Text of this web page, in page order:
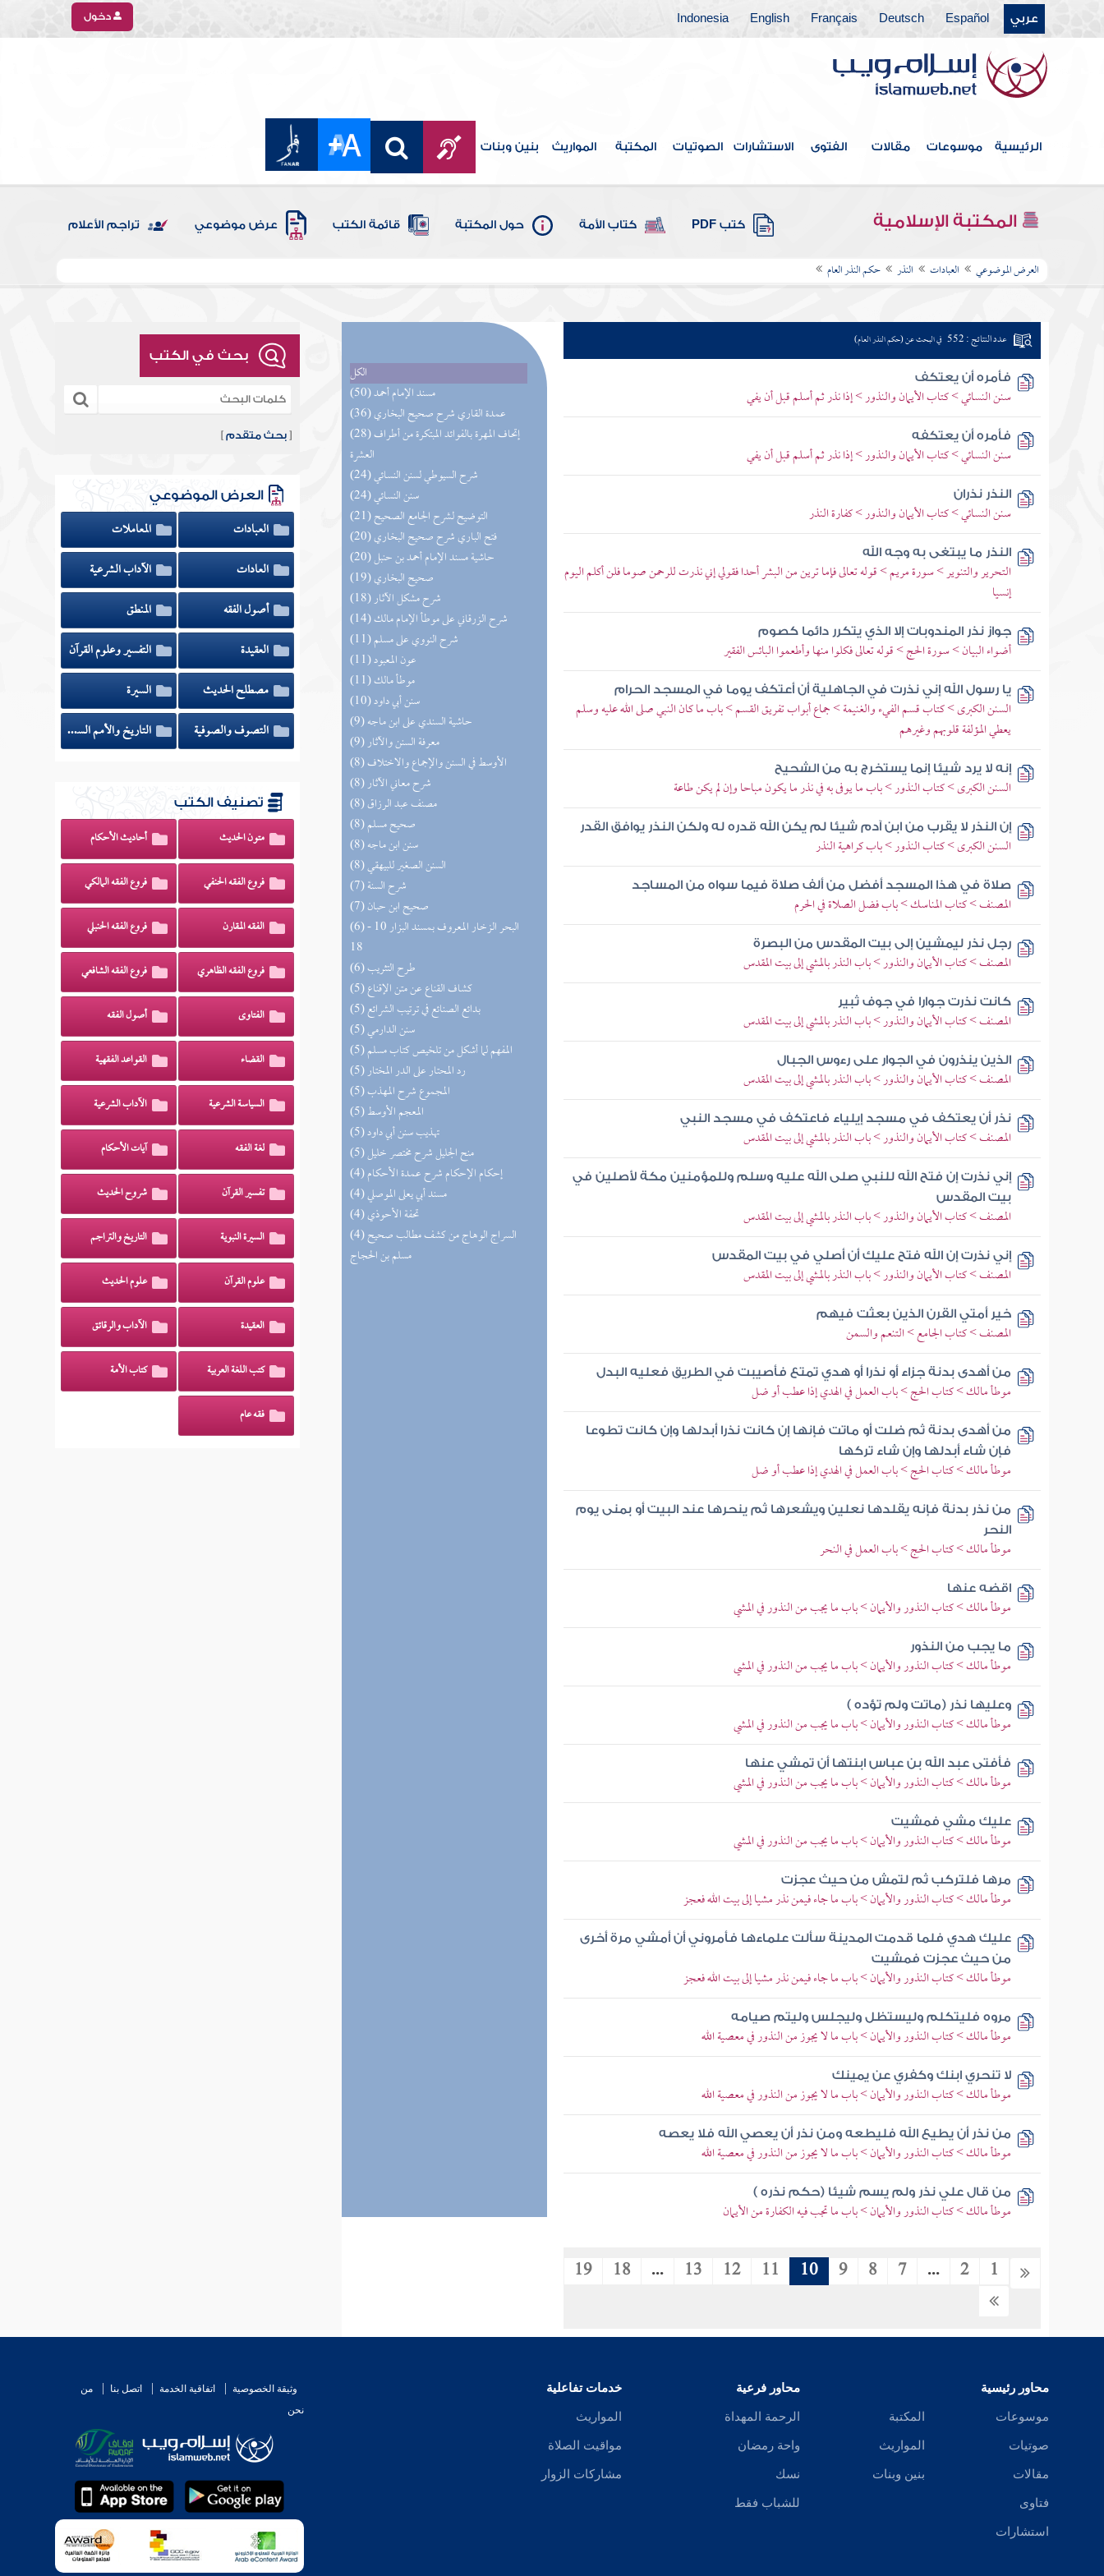
عربي Español
Deutsch
Français
English
Indonesia دخول
الرئيسية موسوعات مقالات الفتوى الاستشارات الصوتيات المكتبة المواريث بنين وبنات
المكتبة الإسلامية كتب PDF كتاب الأمة حول المكتبة قائمة الكتب عرض موضوعي تراجم الأعلام
العرض الموضوعي العبادات النذر حكم النذر العام
الكل
(50) مسند الإمام أحمد
(36) عمدة القاري شرح صحيح البخاري
(28) إتحاف المهرة بالفوائد المبتكرة من أطراف
العشرة
(24) شرح السيوطي لسنن النسائي
(24) سنن النسائي
(21) التوضيح لشرح الجامع الصحيح
(20) فتح الباري شرح صحيح البخاري
(20) حاشية مسند الإمام أحمد بن حنبل
(19) صحيح البخاري
(18) شرح مشكل الآثار
(14) شرح الزرقاني على موطأ الإمام مالك
(11) شرح النووي على مسلم
(11) عون المعبود
(11) موطأ مالك
(10) سنن أبي داود
(9) حاشية السندي على ابن ماجه
(9) معرفة السنن والآثار
(8) الأوسط في السنن والإجماع والاختلاف
(8) شرح معاني الآثار
(8) مصنف عبد الرزاق
(8) صحيح مسلم
(8) سنن ابن ماجه
(8) السنن الصغير للبيهقي
(7) شرح السنة
(7) صحيح ابن حبان
(6) البحر الزخار المعروف بمسند البزار 10 -
18
(6) طرح التثريب
(5) كشاف القناع عن متن الإقناع
(5) بدائع الصنائع في ترتيب الشرائع
(5) سنن الدارمي
(5) المفهم لما أشكل من تلخيص كتاب مسلم
(5) رد المحتار على الدر المختار
(5) المجموع شرح المهذب
(5) المعجم الأوسط
(5) تهذيب سنن أبي داود
(5) منح الجليل شرح مختصر خليل
(4) إحكام الإحكام شرح عمدة الأحكام
(4) مسند أبي يعلى الموصلي
(4) تحفة الأحوذي
(4) السراج الوهاج من كشف مطالب صحيح
مسلم بن الحجاج
عدد النتائج : 552 في البحث عن (حكم النذر العام)
فأمره أن يعتكف
سنن النسائي > كتاب الأيمان والنذور > إذا نذر ثم أسلم قبل أن يفي
فأمره أن يعتكفه
سنن النسائي > كتاب الأيمان والنذور > إذا نذر ثم أسلم قبل أن يفي
النذر نذران
سنن النسائي > كتاب الأيمان والنذور > كفارة النذر
النذر ما يبتغى به وجه الله
التحرير والتنوير > سورة مريم > قوله تعالى فإما ترين من البشر أحدا فقولي إني نذرت للرحمن صوما فلن أكلم اليوم
إنسيا
جواز نذر المندوبات إلا الذي يتكرر دائما كصوم
أضواء البيان > سورة الحج > قوله تعالى فكلوا منها وأطعموا البائس الفقير
يا رسول الله إني نذرت في الجاهلية أن أعتكف يوما في المسجد الحرام
السنن الكبرى > كتاب قسم الفيء والغنيمة > جماع أبواب تفريق القسم > باب ما كان النبي صلى الله عليه وسلم
يعطي المؤلفة قلوبهم وغيرهم
إنه لا يرد شيئا إنما يستخرج به من الشحيح
السنن الكبرى > كتاب النذور > باب ما يوفى به في نذر ما يكون مباحا وإن لم يكن طاعة
إن النذر لا يقرب من ابن آدم شيئا لم يكن الله قدره له ولكن النذر يوافق القدر
السنن الكبرى > كتاب النذور > باب كراهية النذر
صلاة في هذا المسجد أفضل من ألف صلاة فيما سواه من المساجد
المصنف > كتاب المناسك > باب فضل الصلاة في الحرم
رجل نذر ليمشين إلى بيت المقدس من البصرة
المصنف > كتاب الأيمان والنذور > باب النذر بالمشي إلى بيت المقدس
كانت نذرت جوارا في جوف ثبير
المصنف > كتاب الأيمان والنذور > باب النذر بالمشي إلى بيت المقدس
الذين ينذرون في الجوار على رءوس الجبال
المصنف > كتاب الأيمان والنذور > باب النذر بالمشي إلى بيت المقدس
نذر أن يعتكف في مسجد إيلياء فاعتكف في مسجد النبي
المصنف > كتاب الأيمان والنذور > باب النذر بالمشي إلى بيت المقدس
إني نذرت إن فتح الله للنبي صلى الله عليه وسلم وللمؤمنين مكة لأصلين في
بيت المقدس
المصنف > كتاب الأيمان والنذور > باب النذر بالمشي إلى بيت المقدس
إني نذرت إن الله فتح عليك أن أصلي في بيت المقدس
المصنف > كتاب الأيمان والنذور > باب النذر بالمشي إلى بيت المقدس
خير أمتي القرن الذين بعثت فيهم
المصنف > كتاب الجامع > التنعم والسمن
من أهدى بدنة جزاء أو نذرا أو هدي تمتع فأصيبت في الطريق فعليه البدل
موطأ مالك > كتاب الحج > باب العمل في الهدي إذا عطب أو ضل
من أهدى بدنة ثم ضلت أو ماتت فإنها إن كانت نذرا أبدلها وإن كانت تطوعا
فإن شاء أبدلها وإن شاء تركها
موطأ مالك > كتاب الحج > باب العمل في الهدي إذا عطب أو ضل
من نذر بدنة فإنه يقلدها نعلين ويشعرها ثم ينحرها عند البيت أو بمنى يوم
النحر
موطأ مالك > كتاب الحج > باب العمل في النحر
اقضه عنها
موطأ مالك > كتاب النذور والأيمان > باب ما يجب من النذور في المشي
ما يجب من النذور
موطأ مالك > كتاب النذور والأيمان > باب ما يجب من النذور في المشي
وعليها نذر (ماتت ولم تؤده )
موطأ مالك > كتاب النذور والأيمان > باب ما يجب من النذور في المشي
فأفتى عبد الله بن عباس ابنتها أن تمشي عنها
موطأ مالك > كتاب النذور والأيمان > باب ما يجب من النذور في المشي
عليك مشي فمشيت
موطأ مالك > كتاب النذور والأيمان > باب ما يجب من النذور في المشي
مرها فلتركب ثم لتمش من حيث عجزت
موطأ مالك > كتاب النذور والأيمان > باب ما جاء فيمن نذر مشيا إلى بيت الله فعجز
عليك هدي فلما قدمت المدينة سألت علماءها فأمروني أن أمشي مرة أخرى
من حيث عجزت فمشيت
موطأ مالك > كتاب النذور والأيمان > باب ما جاء فيمن نذر مشيا إلى بيت الله فعجز
مروه فليتكلم وليستظل وليجلس وليتم صيامه
موطأ مالك > كتاب النذور والأيمان > باب ما لا يجوز من النذور في معصية الله
لا تنحري ابنك وكفري عن يمينك
موطأ مالك > كتاب النذور والأيمان > باب ما لا يجوز من النذور في معصية الله
من نذر أن يطيع الله فليطعه ومن نذر أن يعصي الله فلا يعصه
موطأ مالك > كتاب النذور والأيمان > باب ما لا يجوز من النذور في معصية الله
من قال علي نذر ولم يسم شيئا (حكم نذره )
موطأ مالك > كتاب النذور والأيمان > باب ما تجب فيه الكفارة من الأيمان
1
2
...
7
8
9
10
11
12
13
...
18
19
بحث في الكتب
[بحث متقدم ]
العرض الموضوعي
العبادات
المعاملات
العادات
الآداب الشرعية
أصول الفقه
المنطق
العقيدة
التفسير وعلوم القرآن
مصطلح الحديث
السيرة
التصوف والصوفية
التاريخ والأمم السابقة
تصنيف الكتب
متون الحديث أحاديث الأحكام
فروع الفقه الحنفي فروع الفقه المالكي
الفقه المقارن فروع الفقه الحنبلي
فروع الفقه الظاهري فروع الفقه الشافعي
الفتاوى أصول الفقه
القضاء القواعد الفقهية
السياسة الشرعية الآداب الشرعية
لغة الفقه آيات الأحكام
تفسير القرآن شروح الحديث
السيرة النبوية التاريخ والتراجم
علوم القرآن علوم الحديث
العقيدة الآداب والرقائق
كتب اللغة العربية كتاب الأمة
فقه عام
محاور رئيسية
موسوعات
صوتيات
مقالات
فتاوى
استشارات
المكتبة
المواريث
بنين وبنات
محاور فرعية
الرحمة المهداة
واحة رمضان
نسك
للشباب فقط
خدمات تفاعلية
المواريث
مواقيت الصلاة
مشاركات الزوار
وثيقة الخصوصية اتفاقية الخدمة اتصل بنا
من
نحن